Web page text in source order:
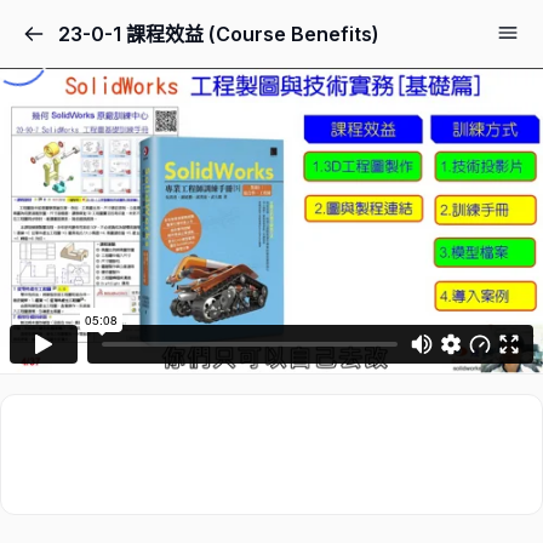
23-0-1 課程效益 (Course Benefits)